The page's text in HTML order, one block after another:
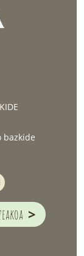
bazkide
>